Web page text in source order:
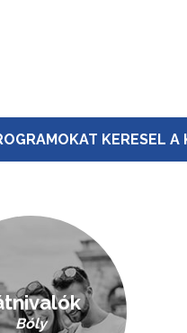
KERESEL
Bóly